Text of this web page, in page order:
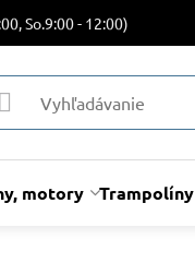
So.9:00 - 12:00)
motory Trampolíny